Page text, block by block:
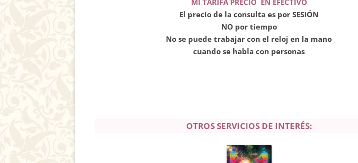
MI TARIFA PRECIO EN EFECTIVO
El precio de la consulta es por SESIÓN
NO por tiempo
No se puede trabajar con el reloj en la mano
cuando se habla con personas
OTROS SERVICIOS DE INTERÉS: